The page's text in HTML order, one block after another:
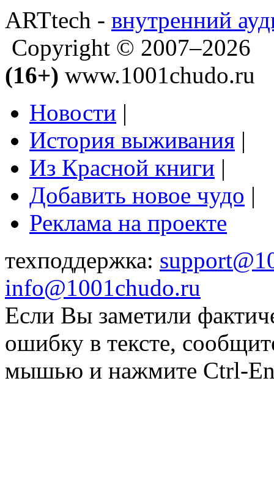
ARTtech - внутренний
Copyright © 2007–2026
(16+) www.1001chudo.ru
Новости |
История выживания |
Из Красной книги |
Добавить новое чудо |
Реклама на проекте
техподдержка:
info@1001chudo.ru
Если Вы заметили
ошибку в тексте,
мышью и нажмите Ctrl-